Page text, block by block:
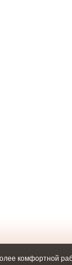
комфортной